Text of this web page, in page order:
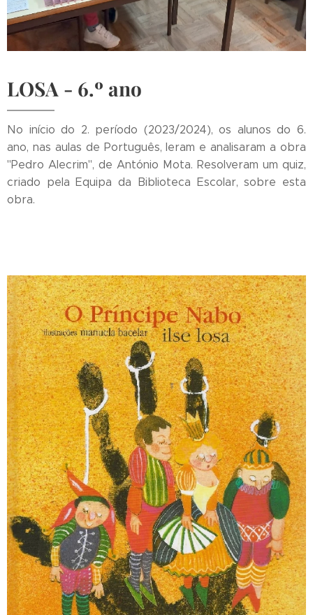
LOSA - 6.º ano
No início do 2. período (2023/2024), os alunos do 6.
ano, nas aulas de Português, leram e analisaram a obra
"Pedro Alecrim", de António Mota. Resolveram um quiz,
criado pela Equipa da Biblioteca Escolar, sobre esta
obra.